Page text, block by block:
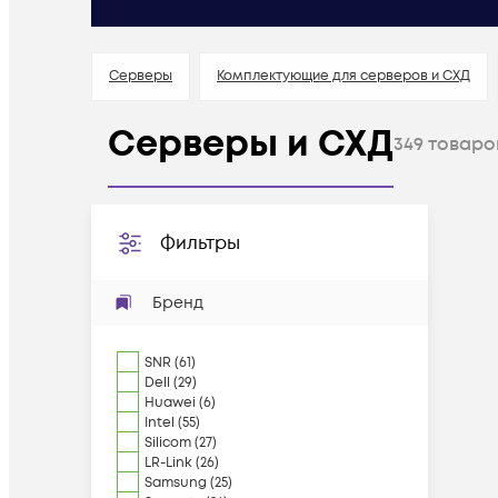
Серверы Комплектующие для серверов и СХД
Серверы и СХД349
Фильтры
Бренд
SNR (61)
Dell (29)
Huawei (6)
Intel (55)
Silicom(27)
LR-Link(26)
Samsung (25)